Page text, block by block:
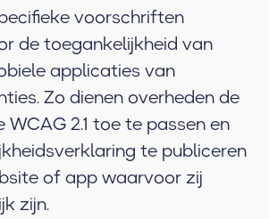
voorschriften
de toegankelijkheid van
applicaties van
Zo dienen overheden de
2.1 toe te passen en
te publiceren
of app waarvoor zij
zijn.